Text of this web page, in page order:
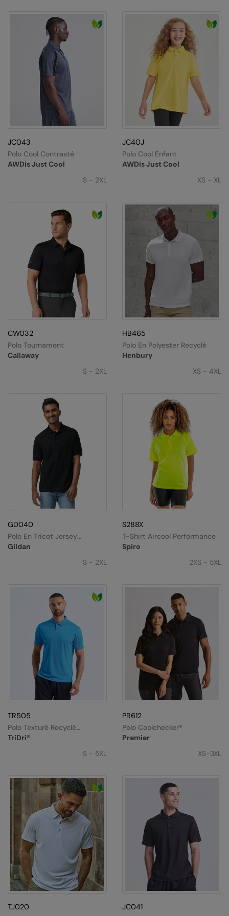
JC043
AWDis Just Cool
Polo Cool Contrasté
S - 2XL
JC40J
AWDis Just Cool
Polo Cool Enfant
XS - XL
CW032
Callaway
Polo Tournament
S - 2XL
HB465
Henbury
Polo En Polyester Recyclé
XS - 4XL
GD040
Gildan
Polo En Tricot Jersey
DryBlend®
S - 2XL
S288X
Spiro
T-Shirt Aircool Performance
2XS - 5XL
TR505
TriDri®
Polo Texturé Recyclé
Cationique TriDri®
S - 5XL
PR612
Premier
Polo Coolchecker®
XS-3XL
TJ020
JC041